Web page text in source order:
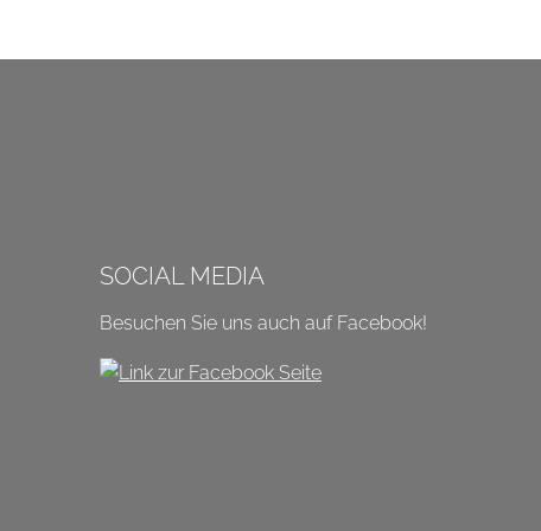
SOCIAL MEDIA
Besuchen Sie uns auch auf Facebook!